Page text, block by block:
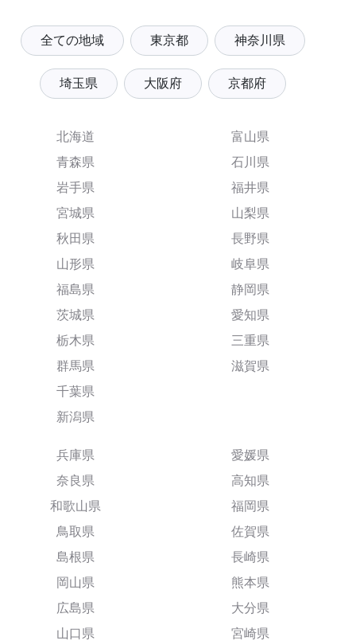
全ての地域 東京都 神奈川県
埼玉県 大阪府 京都府
北海道
青森県
岩手県
宮城県
秋田県
山形県
福島県
茨城県
栃木県
群馬県
千葉県
新潟県
富山県
石川県
福井県
山梨県
長野県
岐阜県
静岡県
愛知県
三重県
滋賀県
兵庫県
奈良県
和歌山県
鳥取県
島根県
岡山県
広島県
山口県
愛媛県
高知県
福岡県
佐賀県
長崎県
熊本県
大分県
宮崎県